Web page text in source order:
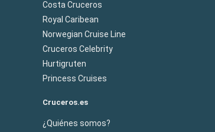
Costa Cruceros
Royal Caribean
Norwegian Cruise Line
Cruceros Celebrity
Hurtigruten
Princess Cruises
Cruceros.es
¿Quiénes somos?